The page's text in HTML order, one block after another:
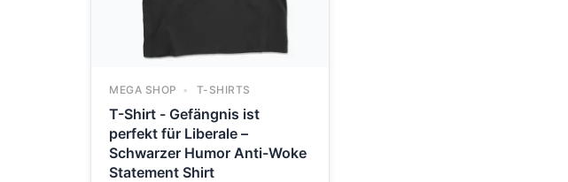
MEGA SHOP T-SHIRTS
T-Shirt - Gefängnis ist
perfekt für Liberale –
Schwarzer Humor Anti-Woke
Statement Shirt